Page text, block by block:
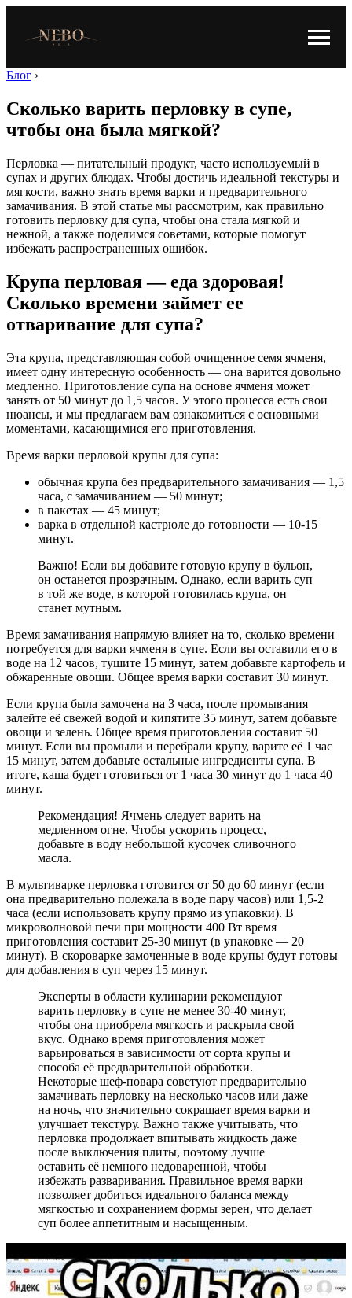
Блог ›
Сколько варить перловку в супе,
чтобы она была мягкой?
Перловка — питательный продукт, часто используемый в
супах и других блюдах. Чтобы достичь идеальной текстуры и
мягкости, важно знать время варки и предварительного
замачивания. В этой статье мы рассмотрим, как правильно
готовить перловку для супа, чтобы она стала мягкой и
нежной, а также поделимся советами, которые помогут
избежать распространенных ошибок.
Крупа перловая — еда здоровая!
Сколько времени займет ее
отваривание для супа?
Эта крупа, представляющая собой очищенное семя ячменя,
имеет одну интересную особенность — она варится довольно
медленно. Приготовление супа на основе ячменя может
занять от 50 минут до 1,5 часов. У этого процесса есть свои
нюансы, и мы предлагаем вам ознакомиться с основными
моментами, касающимися его приготовления.
Время варки перловой крупы для супа:
обычная крупа без предварительного замачивания — 1,5
часа, с замачиванием — 50 минут;
в пакетах — 45 минут;
варка в отдельной кастрюле до готовности — 10-15
минут.
Важно! Если вы добавите готовую крупу в бульон,
он останется прозрачным. Однако, если варить суп
в той же воде, в которой готовилась крупа, он
станет мутным.
Время замачивания напрямую влияет на то, сколько времени
потребуется для варки ячменя в супе. Если вы оставили его в
воде на 12 часов, тушите 15 минут, затем добавьте картофель и
обжаренные овощи. Общее время варки составит 30 минут.
Если крупа была замочена на 3 часа, после промывания
залейте её свежей водой и кипятите 35 минут, затем добавьте
овощи и зелень. Общее время приготовления составит 50
минут. Если вы промыли и перебрали крупу, варите её 1 час
15 минут, затем добавьте остальные ингредиенты супа. В
итоге, каша будет готовиться от 1 часа 30 минут до 1 часа 40
минут.
Рекомендация! Ячмень следует варить на
медленном огне. Чтобы ускорить процесс,
добавьте в воду небольшой кусочек сливочного
масла.
В мультиварке перловка готовится от 50 до 60 минут (если
она предварительно полежала в воде пару часов) или 1,5-2
часа (если использовать крупу прямо из упаковки). В
микроволновой печи при мощности 400 Вт время
приготовления составит 25-30 минут (в упаковке — 20
минут). В скороварке замоченные в воде крупы будут готовы
для добавления в суп через 15 минут.
Эксперты в области кулинарии рекомендуют
варить перловку в супе не менее 30-40 минут,
чтобы она приобрела мягкость и раскрыла свой
вкус. Однако время приготовления может
варьироваться в зависимости от сорта крупы и
способа её предварительной обработки.
Некоторые шеф-повара советуют предварительно
замачивать перловку на несколько часов или даже
на ночь, что значительно сокращает время варки и
улучшает текстуру. Важно также учитывать, что
перловка продолжает впитывать жидкость даже
после выключения плиты, поэтому лучше
оставить её немного недоваренной, чтобы
избежать разваривания. Правильное время варки
позволяет добиться идеального баланса между
мягкостью и сохранением формы зерен, что делает
суп более аппетитным и насыщенным.